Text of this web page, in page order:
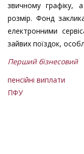
звичному графіку,
розмір. Фонд
електронними
зайвих поїздок,
Перший бізнесовий
пенсійні виплати
ПФУ